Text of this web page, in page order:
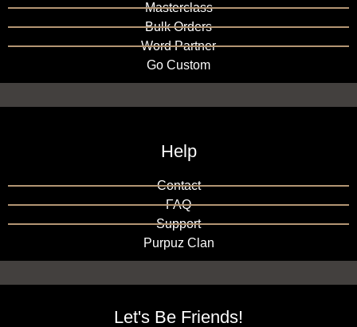
Masterclass
Bulk Orders
Word Partner
Go Custom
Help
Contact
FAQ
Support
Purpuz Clan
Let's Be Friends!